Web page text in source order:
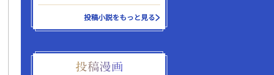
投稿小説をもっと見る